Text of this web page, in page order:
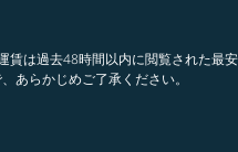
賃は過去48時間以内に閲覧された最
あらかじめご了承ください。